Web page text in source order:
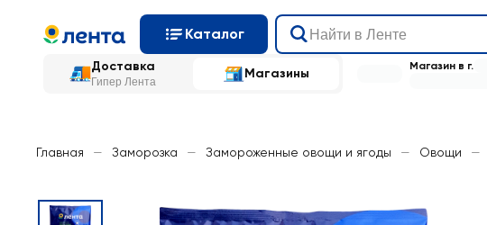
Каталог
Доставка
Гипер Лента
Магазины Магазин в г.
Главная — Заморозка — Замороженные овощи и ягоды — Овощи —